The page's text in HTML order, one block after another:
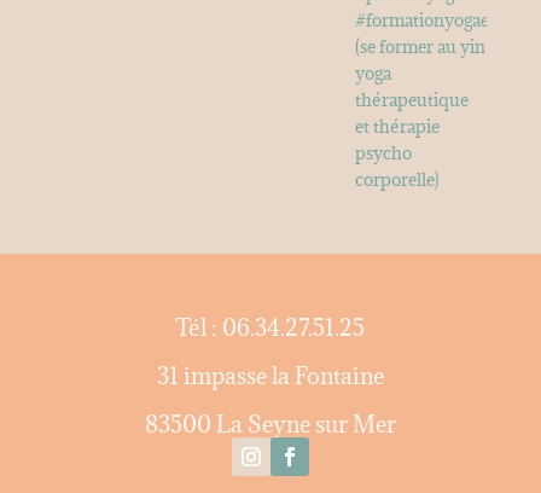
Tél : 06.34.27.51.25
31 impasse la Fontaine
83500 La Seyne sur Mer